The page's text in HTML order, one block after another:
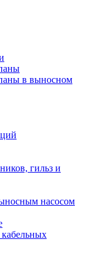
в выносном
гильз и
насосом